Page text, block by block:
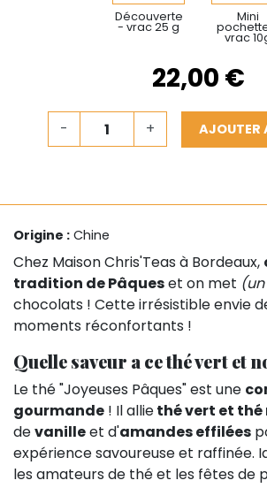
Découverte
- vrac 25 g
Mini
vrac
22,00 €
- + AJOUTER
Origine : Chine
Chez Maison Chris'Teas à Bordeaux,
tradition de Pâqueset on met
chocolats ! Cette irrésistible envie
moments réconfortants !
Quelle saveur a ce thé vert et
Le thé "Joyeuses Pâques" est une
gourmande ! Il alliethé vert et thé
devanilleet d'amandes effilées
expérience savoureuse et raffinée.
les amateurs de thé et les fêtes de